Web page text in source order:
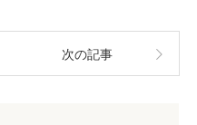
次の記事